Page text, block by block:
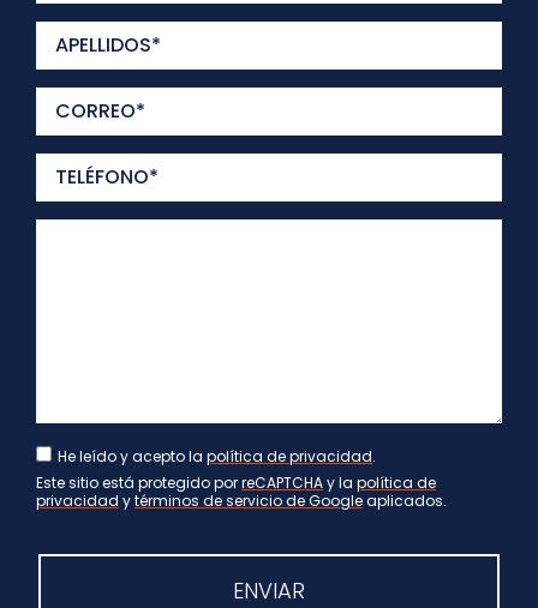
He leído y acepto la política de privacidad.
Este sitio está protegido porreCAPTCHAy la política de
privacidad ytérminos de servicio de Googleaplicados.
ENVIAR